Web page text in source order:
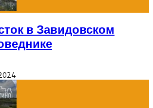
в Завидовском